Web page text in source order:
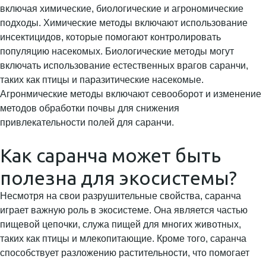
включая химические, биологические и агрономические
подходы. Химические методы включают использование
инсектицидов, которые помогают контролировать
популяцию насекомых. Биологические методы могут
включать использование естественных врагов саранчи,
таких как птицы и паразитические насекомые.
Агронмические методы включают севооборот и изменение
методов обработки почвы для снижения
привлекательности полей для саранчи.
Как саранча может быть
полезна для экосистемы?
Несмотря на свои разрушительные свойства, саранча
играет важную роль в экосистеме. Она является частью
пищевой цепочки, служа пищей для многих животных,
таких как птицы и млекопитающие. Кроме того, саранча
способствует разложению растительности, что помогает